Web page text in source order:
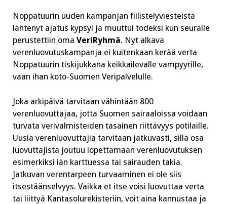
Noppatuurin uuden kampanjan fiilistelyviesteistä
lähtenyt ajatus kypsyi ja muuttui todeksi kun seuralle
perustettiin oma VeriRyhmä. Nyt alkava
verenluovutuskampanja ei kuitenkaan kerää verta
Noppatuurin tiskijukkana keikkailevalle vampyyrille,
vaan ihan koto-Suomen Veripalvelulle.
Joka arkipäivä tarvitaan vähintään 800
verenluovuttajaa, jotta Suomen sairaaloissa voidaan
turvata verivalmisteiden tasainen riittävyys potilaille.
Uusia verenluovuttajia tarvitaan jatkuvasti, sillä osa
luovuttajista joutuu lopettamaan verenluovutuksen
esimerkiksi iän karttuessa tai sairauden takia.
Jatkuvan verentarpeen turvaaminen ei ole siis
itsestäänselvyys. Vaikka et itse voisi luovuttaa verta
tai liittyä Kantasolurekisteriin, voit aina kannustaa ja